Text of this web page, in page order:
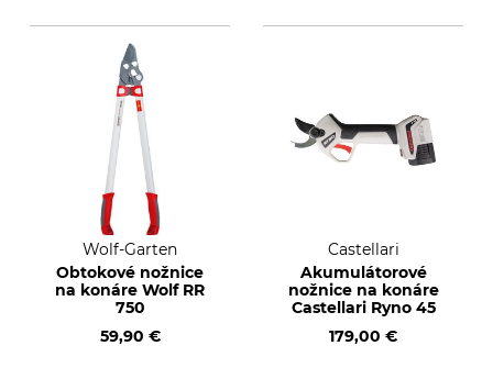
Wolf-Garten
Obtokové nožnice
na konáre Wolf RR
750
59,90 €
Castellari
Akumulátorové
nožnice na konáre
Castellari Ryno 45
179,00 €